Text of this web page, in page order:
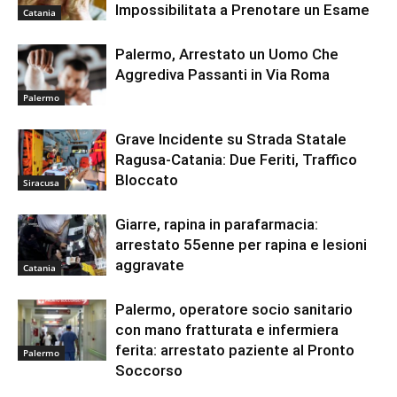
Catania Impossibilitata a Prenotare un Esame
Palermo
Palermo, Arrestato un Uomo Che
Aggrediva Passanti in Via Roma
Siracusa
Grave Incidente su Strada Statale
Ragusa-Catania: Due Feriti, Traffico
Bloccato
Catania
Giarre, rapina in parafarmacia:
arrestato 55enne per rapina e lesioni
aggravate
Palermo
Palermo, operatore socio sanitario
con mano fratturata e infermiera
ferita: arrestato paziente al Pronto
Soccorso